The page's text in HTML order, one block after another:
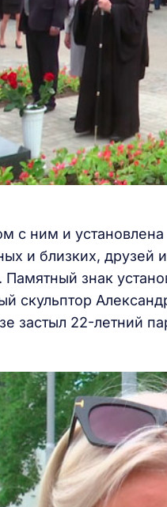
с ним и
и близких, друзей
Памятный знак
скульптор
застыл 22-летний